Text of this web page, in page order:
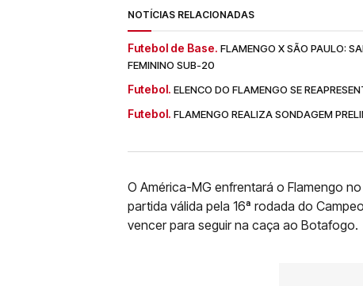
NOTÍCIAS RELACIONADAS
Futebol de Base. FLAMENGO X SÃO PAULO:
FEMININO SUB-20
Futebol. ELENCO DO FLAMENGO SE
Futebol. FLAMENGO REALIZA SONDAGEM
O América-MG enfrentará o Flamengo
partida válida pela 16ª rodada do
vencer para seguir na caça ao Botafogo.